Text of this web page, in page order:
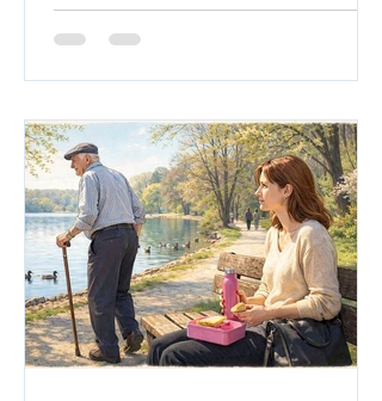
Sucht, Craving und Trinkertypen
nach Jellinek.